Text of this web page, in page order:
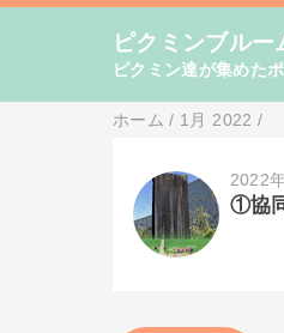
ピクミンブル
ピクミン達が集めた
ホーム / 1月 2022 /
2022
①協